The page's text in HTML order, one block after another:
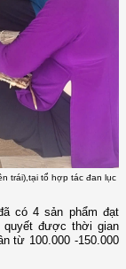
trái),tại tổ hợp tác đan lục
có 4 sản phẩm đạt
được thời gian
từ 100.000 -150.000